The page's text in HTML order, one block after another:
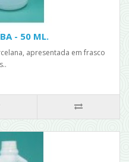
- 50 ML.
apresentada em frasco